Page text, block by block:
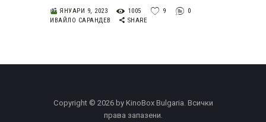
ЯНУАРИ 9, 2023 1005 9
0
ИВАЙЛО САРАНДЕВ
SHARE
Copyright © 2026 by KinoBox Bulgaria. Всички
права запазени.